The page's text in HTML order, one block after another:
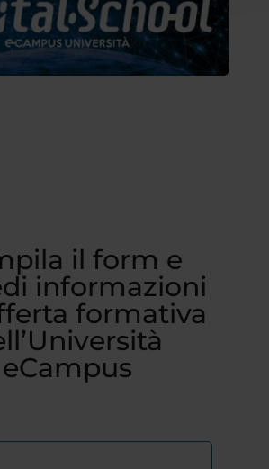
il form e
informazioni
formativa
eCampus